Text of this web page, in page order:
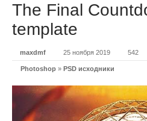
The Final
template
maxdmf 25 ноября 2019 542
Photoshop » PSD исходники